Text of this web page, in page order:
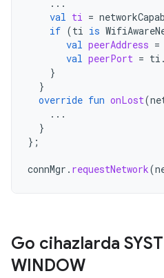
...
val ti =
if (ti is
val peerAddress =
val peerPort = ti .
}
}
override fun onLost(
...
}
};
connMgr . requestNetwork(
Go cihazlarda
WINDOW